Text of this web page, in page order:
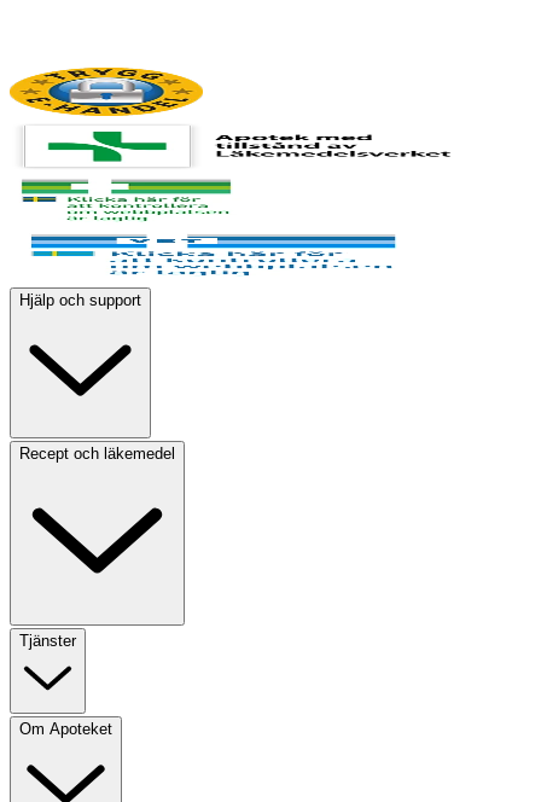
Hjälp och support
Recept och läkemedel
Tjänster
Om Apoteket